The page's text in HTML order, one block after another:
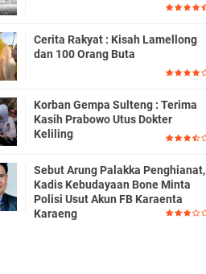
Cerita Rakyat : Kisah Lamellong
dan 100 Orang Buta
Korban Gempa Sulteng : Terima
Kasih Prabowo Utus Dokter
Keliling
Sebut Arung Palakka Penghianat,
Kadis Kebudayaan Bone Minta
Polisi Usut Akun FB Karaenta
Karaeng